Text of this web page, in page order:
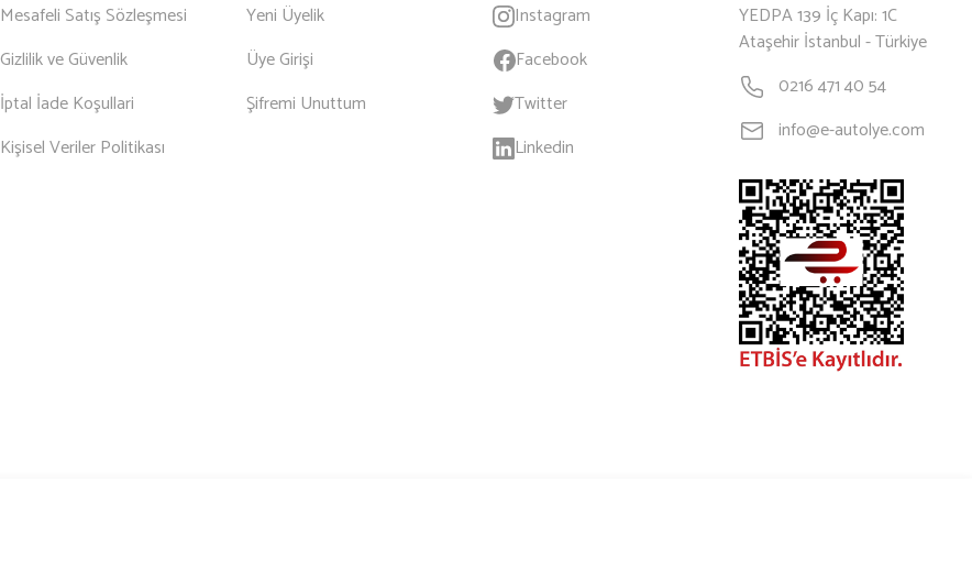
Mesafeli Satış Sözleşmesi
Gizlilik ve Güvenlik
İptal İade Koşullari
Kişisel Veriler Politikası
Yeni Üyelik
Üye Girişi
Şifremi Unuttum
Instagram
Facebook
Twitter
Linkedin
YEDPA 139 İç Kapı: 1C
Ataşehir İstanbul - Türkiye
0216 471 40 54
info@e-autolye.com